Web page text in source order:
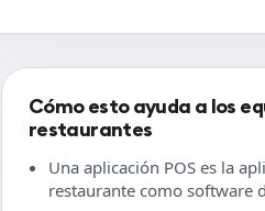
Cómo esto ayuda a los
restaurantes
Una aplicación POS es la
restaurante como software